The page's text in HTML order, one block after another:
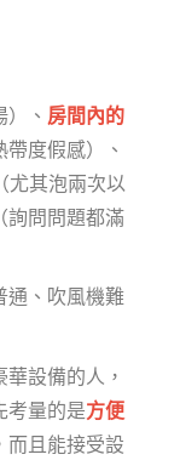
）、房間內的
度假感）、
尤其泡兩次以
詢問問題都滿
通、吹風機難
設備的人，
考量的是方便
而且能接受設